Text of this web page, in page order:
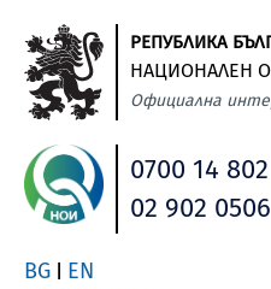
РЕПУБЛИКА
НАЦИОНАЛЕН
Официална
0700 14 802
02 902 0506
BG EN